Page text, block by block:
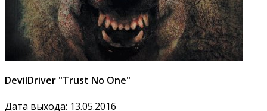
DevilDriver "Trust No One"
Дата выхода: 13.05.2016